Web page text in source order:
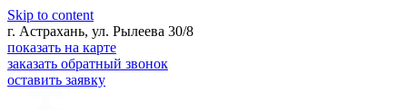
Skip to content
г. Астрахань, ул. Рылеева 30/8
показать на карте
заказать обратный звонок
оставить заявку